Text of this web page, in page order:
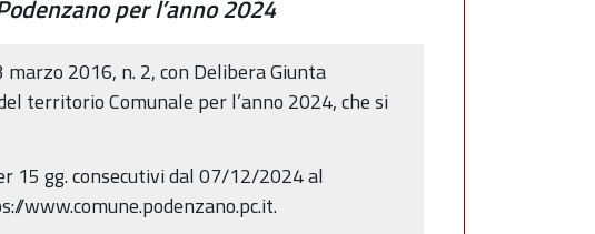
per l’anno 2024
marzo 2016, n. 2, con Delibera Giunta
territorio Comunale per l’anno 2024, che si
15 gg. consecutivi dal 07/12/2024 al
www.comune.podenzano.pc.it.